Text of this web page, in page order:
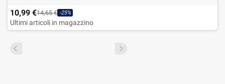
10,99 €14,65 € -25%
Ultimi articoli in magazzino